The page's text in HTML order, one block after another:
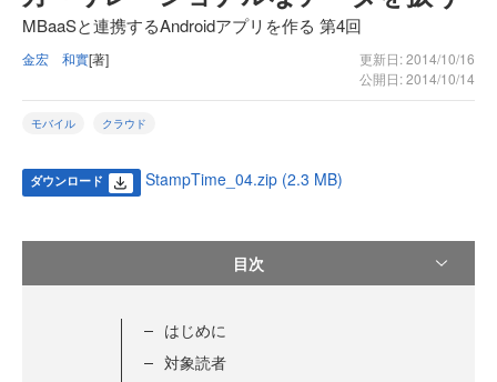
MBaaSと連携するAndroidアプリを作る 第4回
金宏 和實[著]
更新日: 2014/10/16
公開日: 2014/10/14
モバイル クラウド
ダウンロード StampTime_04.zip (2.3 MB)
目次
はじめに
対象読者